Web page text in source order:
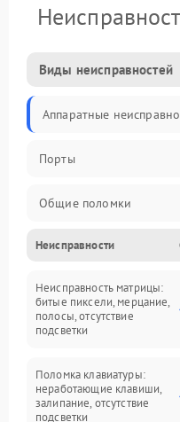
Виды неисправностей
Аппаратные
Порты
Общие поломки
Устройства
Программные ошибки
Электрические и
Интерфейсные проблемы
Неисправности
Неисправность матрицы:
битые пиксели, мерцание,
полосы, отсутствие
подсветки
Поломка клавиатуры:
неработающие клавиши,
залипание, отсутствие
подсветки